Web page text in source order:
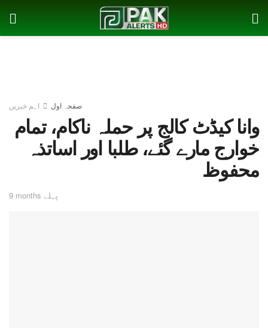
صفحہ اول اہم خبریں
وانا کیڈٹ کالج پر حملہ ناکام، تمام
خوارج مارے گئے، طلبا اور اساتذہ
محفوظ
9 months پہلے